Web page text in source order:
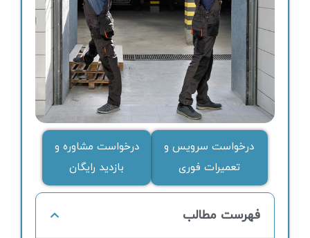
درخواست سرویس و
تعمیرات فوری
درخواست مشاوره و
بازدید رایگان
فهرست مطالب